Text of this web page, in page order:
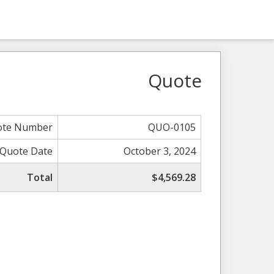
Quote
Number
QUO-0105
Quote Date
October 3, 2024
Total
$4,569.28